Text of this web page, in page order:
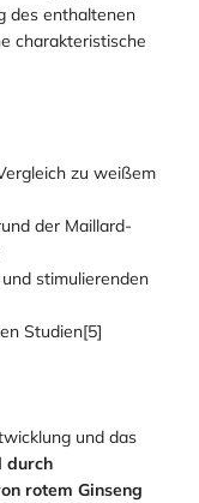
des enthaltenen
charakteristische
zu weißem
der Maillard-
stimulierenden
Studien[5]
und das
durch
rotem Ginseng